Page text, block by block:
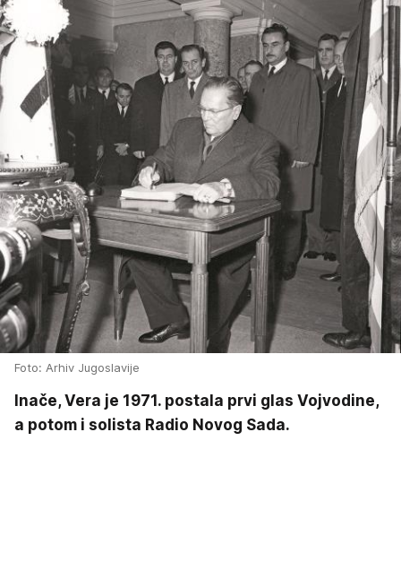
Foto: Arhiv Jugoslavije
Inače, Vera je 1971. postala prvi glas Vojvodine,
a potom i solista Radio Novog Sada.